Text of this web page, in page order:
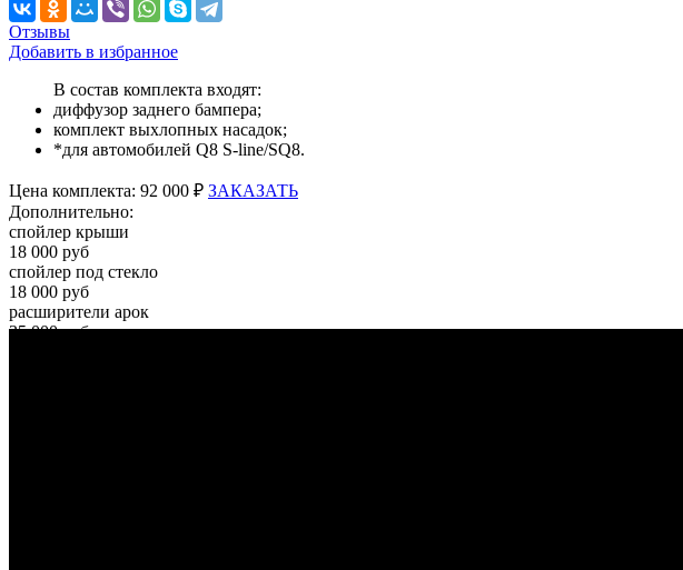
Отзывы
Добавить в избранное
В состав комплекта входят:
диффузор заднего бампера;
комплект выхлопных насадок;
*для автомобилей Q8 S-line/SQ8.
Цена комплекта: 92 000 ₽ ЗАКАЗАТЬ
Дополнительно:
спойлер крыши
18 000 руб
спойлер под стекло
18 000 руб
расширители арок
35 000 руб